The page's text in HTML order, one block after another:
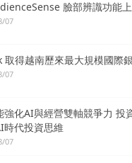
臉部辨識功能
07
取得越南歷來最大規模國際
07
強化AI與經營雙軸競爭力 投
時代投資思維
07